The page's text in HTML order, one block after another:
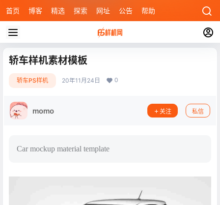
首页 博客 精选 探索 网址 公告 帮助
轿车样机素材模板
轿车PS样机 20年11月24日 0
momo 关注 私信
Car mockup material template